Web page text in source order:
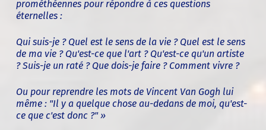
prométhéennes pour répondre à ces questions
éternelles :
Qui suis-je ? Quel est le sens de la vie ? Quel est le sens
de ma vie ? Qu'est-ce que l'art ? Qu'est-ce qu'un artiste
? Suis-je un raté ? Que dois-je faire ? Comment vivre ?
Ou pour reprendre les mots de Vincent Van Gogh lui
même : "Il y a quelque chose au-dedans de moi, qu'est-
ce que c'est donc ?" »